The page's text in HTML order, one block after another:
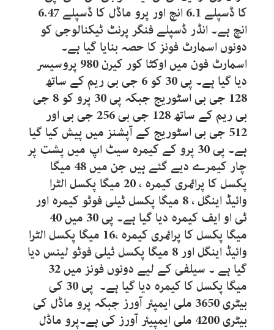
کا ڈسپلے 6.1 انچ اور پرو ماڈل کا ڈسپلے 6.47
انچ ہے۔ انڈر ڈسپلے فنگر پرنٹ ٹیکنالوجی کو
دونوں اسمارٹ فونز کا حصہ بنایا گیا ہے۔
اسمارٹ فون میں اوکٹا کور کیرن 980 پروسیسر
دیا گیا ہے۔ ‏پی 30 کو 6 جی بی ریم کے ساتھ
128 جی بی اسٹوریج جبکہ پی 30 پرو کو 8 جی
بی ریم کے ساتھ 128 جی بی 256 جی بی اور
512 جی بی اسٹوریج کے آپشنز میں پیش کیا گیا
ہے۔ ‏پی 30 پرو کے کیمرہ سیٹ اپ میں پشت پر
چار کیمرے دیے گئے ہیں جن میں 48 میگا
پکسل کا پرائمری کیمرہ ، 20 میگا پکسل الٹرا
وائیڈ اینگل ، 8 میگا پکسل ٹیلی فوٹو کیمرہ اور
ٹی او ایف کیمرہ دیا گیا ہے۔ پی 30 میں 40
میگا پکسل کا پرائمری کیمرہ ،16 میگا پکسل الٹرا
وائیڈ اینگل اور 8 میگا پکسل ٹیلی فوٹو لینس دیا
گیا ہے ۔ سیلفی کے لیے دونوں فونز میں 32
میگا پکسل کا کیمرہ دیا گیا ہے۔ پی 30 کی
بیٹری 3650 ملی ایمپئر آورز جبکہ پرو ماڈل کی
بیٹری 4200 ملی ایمپیئر آورز کی ہے۔پرو ماڈل